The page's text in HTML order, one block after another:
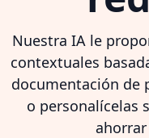
Nuestra IA le
contextuales
documentación de
o personalícelas